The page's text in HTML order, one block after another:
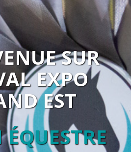
SUR
EXPO
EST